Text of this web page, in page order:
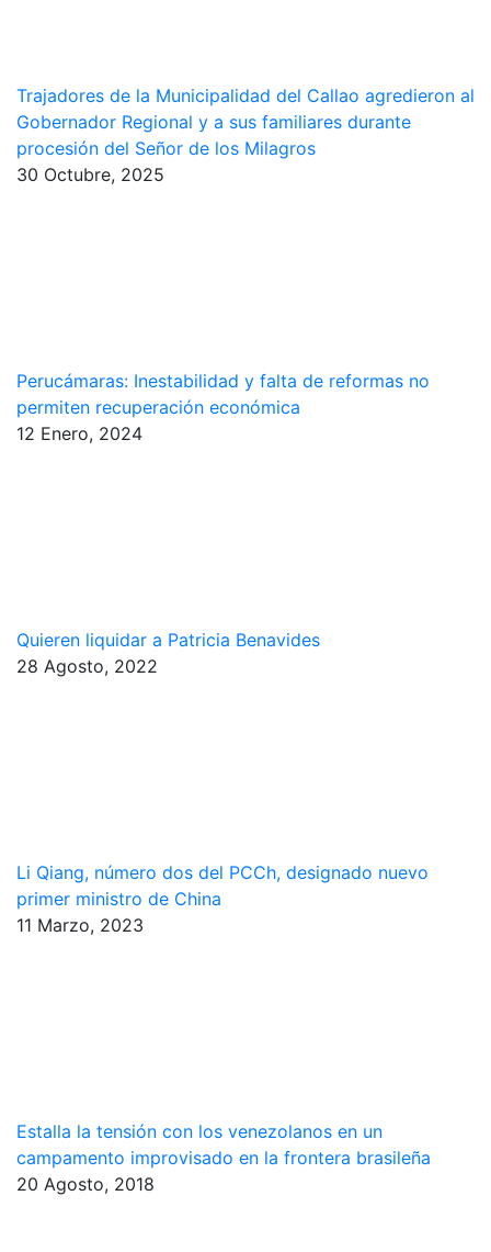
Trajadores de la Municipalidad del Callao agredieron al
Gobernador Regional y a sus familiares durante
procesión del Señor de los Milagros
30 Octubre, 2025
Perucámaras: Inestabilidad y falta de reformas no
permiten recuperación económica
12 Enero, 2024
Quieren liquidar a Patricia Benavides
28 Agosto, 2022
Li Qiang, número dos del PCCh, designado nuevo
primer ministro de China
11 Marzo, 2023
Estalla la tensión con los venezolanos en un
campamento improvisado en la frontera brasileña
20 Agosto, 2018